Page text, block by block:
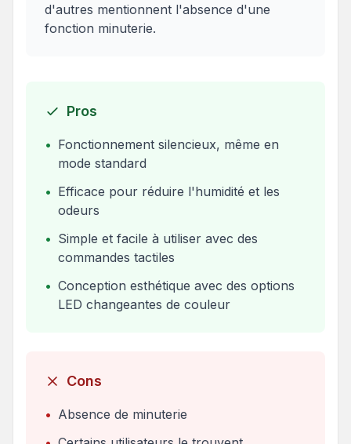
d'autres mentionnent l'absence d'une
fonction minuterie.
Pros
• Fonctionnement silencieux, même en
mode standard
• Efficace pour réduire l'humidité et les
odeurs
• Simple et facile à utiliser avec des
commandes tactiles
• Conception esthétique avec des options
LED changeantes de couleur
Cons
• Absence de minuterie